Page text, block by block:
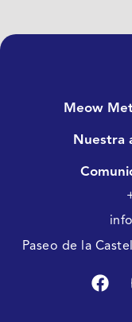
Meow
Nuestra
Paseo de la